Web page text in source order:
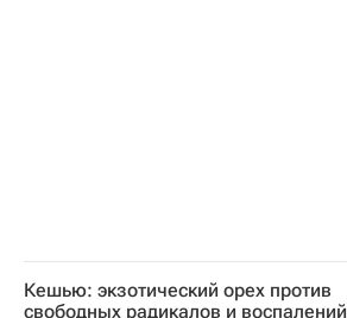
Кешью: экзотический орех против
свободных радикалов и воспалений